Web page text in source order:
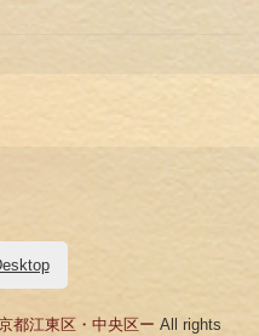
都江東区・中央区ー All rights